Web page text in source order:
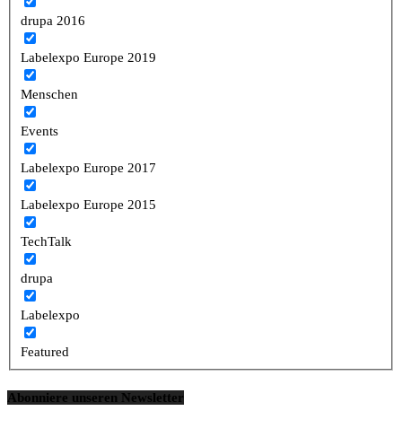
drupa 2016
Labelexpo Europe 2019
Menschen
Events
Labelexpo Europe 2017
Labelexpo Europe 2015
TechTalk
drupa
Labelexpo
Featured
Abonniere unseren Newsletter